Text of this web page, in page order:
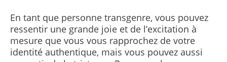
En tant que personne transgenre, vous pouvez
ressentir une grande joie et de l’excitation à
mesure que vous vous rapprochez de votre
identité authentique, mais vous pouvez aussi